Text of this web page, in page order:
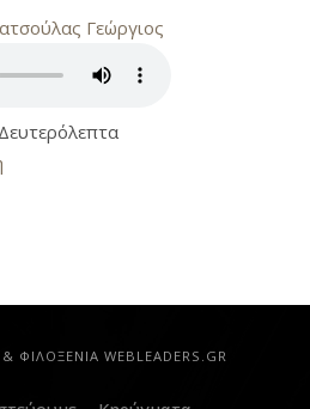
Γεώργιος
ΦΙΛΟΞΕΝΙΑ WEBLEADERS.GR